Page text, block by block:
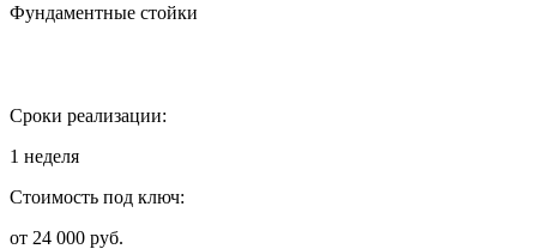
Фундаментные стойки
Сроки реализации:
1 неделя
Стоимость под ключ:
от 24 000 руб.